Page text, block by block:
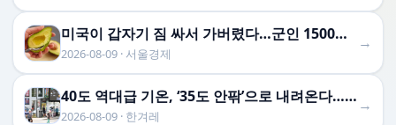
미국이 갑자기 짐 싸서 가버렸다…군인 1500명 출동시킨 멕시코서 무슨 일이?
2026-08-09 · 서울경제
→
40도 역대급 기온, ‘35도 안팎’으로 내려온다…폭염 특보는 계속
2026-08-09 · 한겨레
→